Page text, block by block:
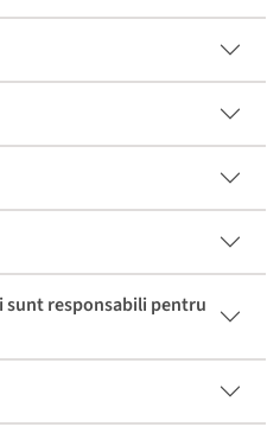
sunt responsabili pentru